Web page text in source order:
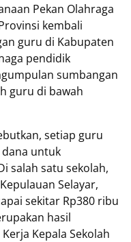
Pekan Olahraga
kembali
guru di Kabupaten
pendidik
sumbangan
guru di bawah
setiap guru
untuk
salah satu sekolah,
Selayar,
sekitar Rp380 ribu
hasil
Kepala Sekolah